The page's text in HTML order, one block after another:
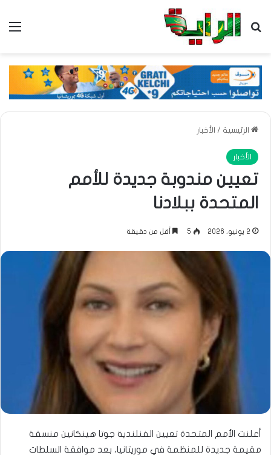
بحث عن
الرئيسية / الأخبار
الأخبار
تعيين مندوبة جديدة للأمم
المتحدة ببلادنا
2 يونيو، 2026 5 أقل من دقيقة
أعلنت الأمم المتحدة تعيين الفنلندية جوتا هينكانين منسقة
مقيمة جديدة للمنظمة في موريتانيا، بعد موافقة السلطات